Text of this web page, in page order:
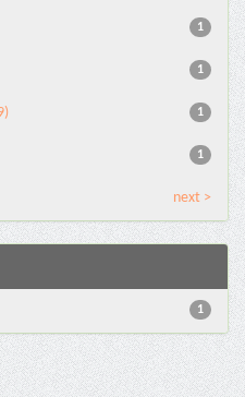
1
1
1
1
next >
1